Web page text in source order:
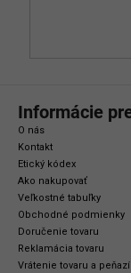
Informácie
O nás
Kontakt
Etický kódex
Ako nakupovať
Veľkostné tabuľky
Obchodné podmienky
Doručenie tovaru
Reklamácia tovaru
Vrátenie tovaru a peňazí